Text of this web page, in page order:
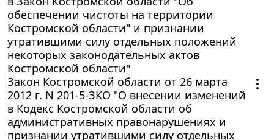
обеспечении чистоты на территории
Костромской области" и признании
утратившими силу отдельных положений
некоторых законодательных актов
Костромской области"
Закон Костромской области от 26 марта
2012 г. N 201-5-ЗКО "О внесении изменений
в Кодекс Костромской области об
административных правонарушениях и
признании утратившими силу отдельных